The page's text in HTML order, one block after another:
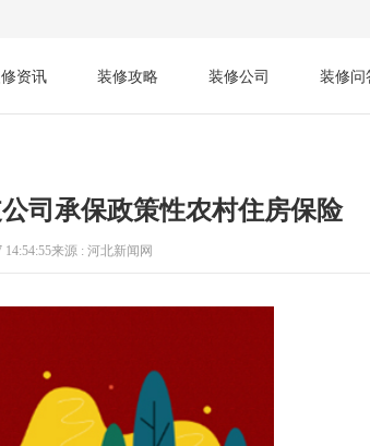
资讯 装修攻略 装修公司 装修问
司承保政策性农村住房保险
14:54:55来源 : 河北新闻网